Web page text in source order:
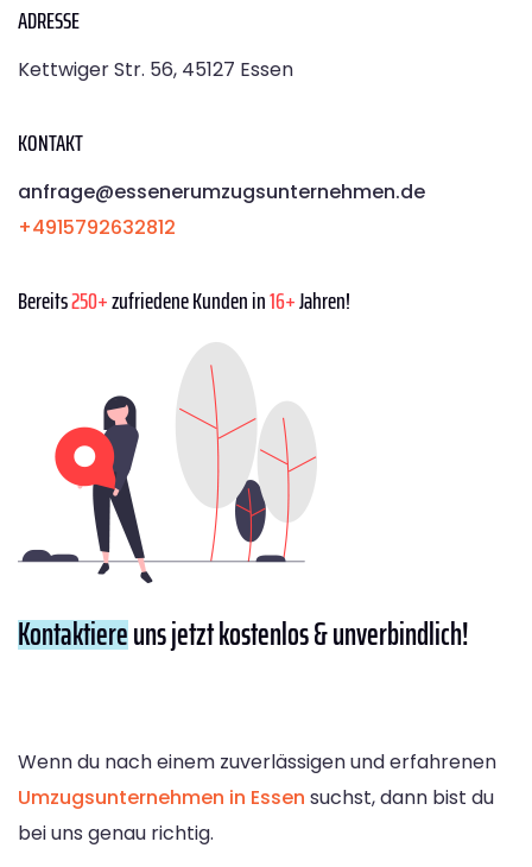
ADRESSE
Kettwiger Str. 56, 45127 Essen
KONTAKT
anfrage@essenerumzugsunternehmen.de
+4915792632812
Bereits250+zufriedene Kunden in16+Jahren!
Kontaktiereuns jetzt kostenlos & unverbindlich!
Wenn du nach einem zuverlässigen und erfahrenen
Umzugsunternehmen in Essen suchst, dann bist du
bei uns genau richtig.